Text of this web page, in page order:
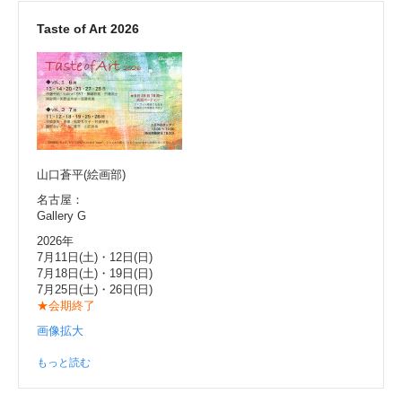
Taste of Art 2026
山口蒼平(絵画部)
名古屋：
Gallery G
2026年
7月11日(土)・12日(日)
7月18日(土)・19日(日)
7月25日(土)・26日(日)
★会期終了
画像拡大
もっと読む